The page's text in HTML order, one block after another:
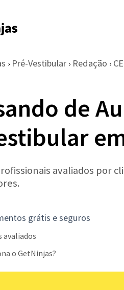
› Pré-Vestibular › Redação › CE
de
avaliados por
grátis e seguros
avaliados
o GetNinjas?